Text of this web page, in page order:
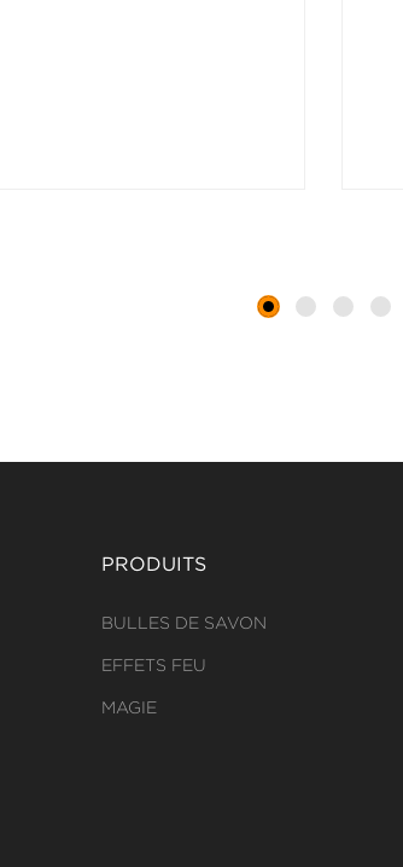
PRODUITS
BULLES DE SAVON
EFFETS FEU
MAGIE